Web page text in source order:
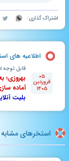
اشتراک گذاری:
اطلاعیه های
۰۵
فروردین
۱۴۰۵
قابل توجه
بهروزی؛
آماده
بلیت
استخرهای مشابه